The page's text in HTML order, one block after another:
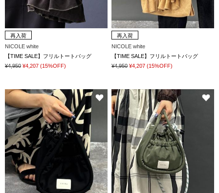
再入荷
NICOLE white
【TIME SALE】フリルトートバッグ
¥4,950 ¥4,207 (15%OFF)
再入荷
NICOLE white
【TIME SALE】フリルトートバッグ
¥4,950 ¥4,207 (15%OFF)